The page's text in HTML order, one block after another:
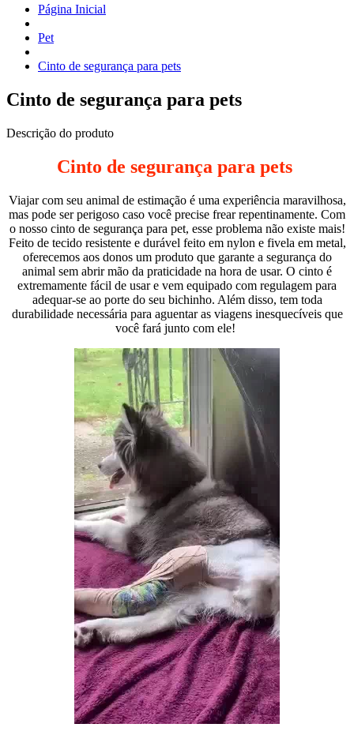
Página Inicial
Pet
Cinto de segurança para pets
Cinto de segurança para pets
Descrição do produto
Cinto de segurança para pets
Viajar com seu animal de estimação é uma experiência maravilhosa,
mas pode ser perigoso caso você precise frear repentinamente. Com
o nosso cinto de segurança para pet, esse problema não existe mais!
Feito de tecido resistente e durável feito em nylon e fivela em metal,
oferecemos aos donos um produto que garante a segurança do
animal sem abrir mão da praticidade na hora de usar. O cinto é
extremamente fácil de usar e vem equipado com regulagem para
adequar-se ao porte do seu bichinho. Além disso, tem toda
durabilidade necessária para aguentar as viagens inesquecíveis que
você fará junto com ele!